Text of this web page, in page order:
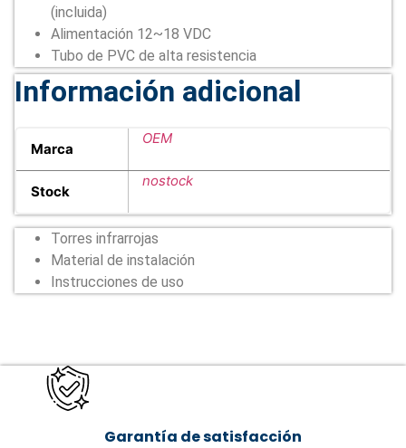
(incluida)
Alimentación 12~18 VDC
Tubo de PVC de alta resistencia
Información adicional
Marca
OEM
Stock
nostock
Torres infrarrojas
Material de instalación
Instrucciones de uso
Garantía de satisfacción